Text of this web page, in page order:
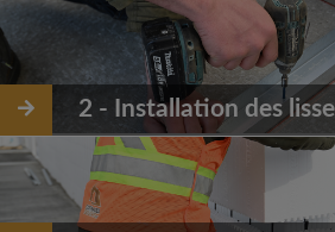
2 - Installation des